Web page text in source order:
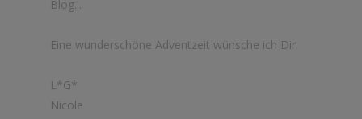
Blog...
Eine wunderschöne Adventzeit wünsche ich Dir.
L*G*
Nicole